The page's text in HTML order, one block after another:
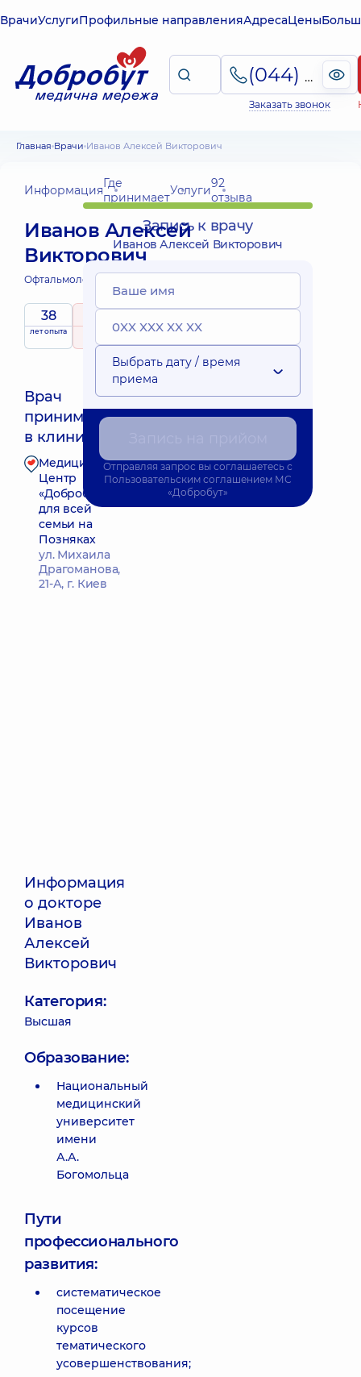
ВрачиУслугиПрофильные направленияАдресаЦены
(044) 495-2-888
Заказать звонок
Главная Врачи Иванов Алексей Викторович
ИнформацияГде
принимаетУслуги92
отзыва
Иванов Алексей
Викторович
Офтальмолог детский;
38
лет опыта рейтингна основе
принимает
Врач
принимает
в клинике
Ближайшее время приема: Завтра о 10:00
Медицинский
Центр
«Добробут»
для всей
семьи на
Позняках
ул. Михаила
Драгоманова,
21-А, г. Киев
Запись к врачу
Информация
о докторе
Иванов
Алексей
Викторович
Категория:
Высшая
Образование:
Национальный
медицинский
университет
имени
А.А.
Богомольца
Пути
профессионального
развития:
систематическое
посещение
курсов
тематического
усовершенствования;
Запись к врачу
Иванов Алексей Викторович
Выбрать дату / время
приема
Отправляя запрос вы соглашаетесь с
Пользовательским соглашением МС
«Добробут»